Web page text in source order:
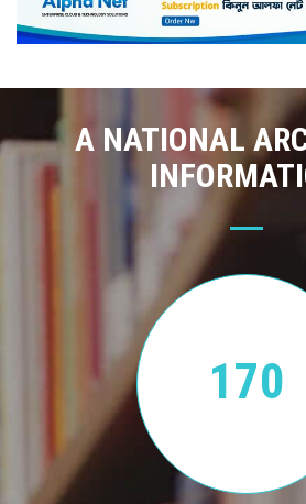
A NATIONAL
170